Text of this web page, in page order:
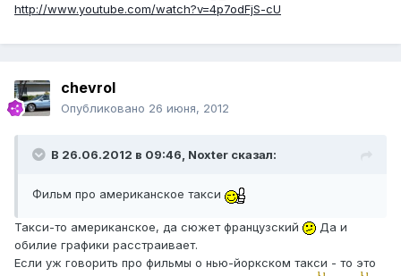
http://www.youtube.com/watch?v=4p7odFjS-cU
chevrol
Опубликовано 26 июня, 2012
В 26.06.2012 в 09:46, Noxter сказал:
Фильм про американское такси
Такси-то американское, да сюжет французский
Да и
обилие графики расстраивает.
Если уж говорить про фильмы о нью-йоркском такси - то это